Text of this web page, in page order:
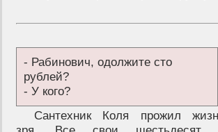
- Рабинович, одолжите сто
рублей?
- У кого?
Сантехник Коля прожил